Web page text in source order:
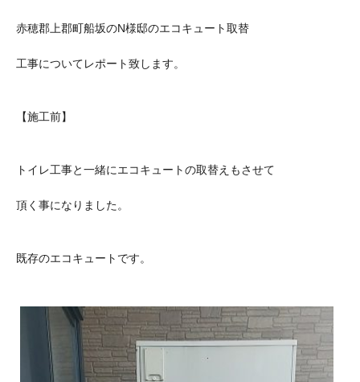
赤穂郡上郡町船坂のN様邸のエコキュート取替
工事についてレポート致します。
【施工前】
トイレ工事と一緒にエコキュートの取替えもさせて
頂く事になりました。
既存のエコキュートです。